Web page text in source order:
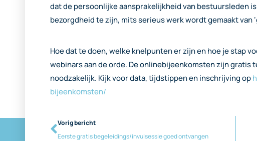
dat de persoonlijke aansprakelijkheid van bestuursleden
bezorgdheid te zijn, mits serieus werk wordt gemaakt van
Hoe dat te doen, welke knelpunten er zijn en hoe je stap
webinars aan de orde. De onlinebijeenkomsten zijn gratis
noodzakelijk. Kijk voor data, tijdstippen en inschrijving op
bijeenkomsten/
Vorig bericht
Eerste gratis begeleidings/invulsessie goed ontvangen